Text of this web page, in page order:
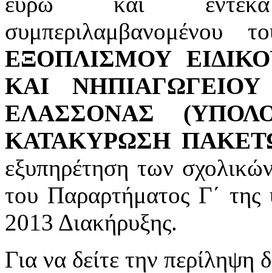
ΕΞΟΠΛΙΣΜΟΥ
ΚΑΙ
ΕΛΑΣΣΟΝΑΣ
ΚΑΤΑΚΥΡΩΣΗ
εξυπηρέτηση των
του Παραρτήματος Γ΄
2013 Διακήρυξης.
Για να δείτε την περίληψη